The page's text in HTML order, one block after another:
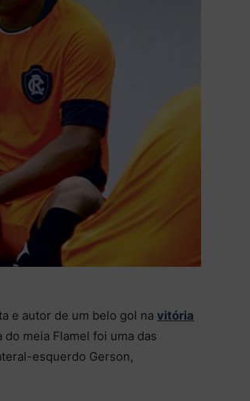
e autor de um belo gol na vitória
meia Flamel foi uma das
esquerdo Gerson,